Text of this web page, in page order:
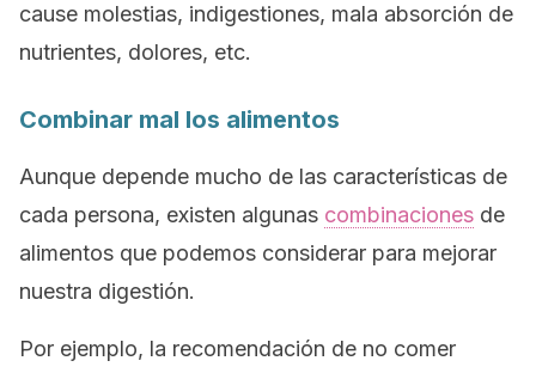
cause molestias, indigestiones, mala absorción de
nutrientes, dolores, etc.
Combinar mal los alimentos
Aunque depende mucho de las características de
cada persona, existen algunas combinaciones de
alimentos que podemos considerar para mejorar
nuestra digestión.
Por ejemplo, la recomendación de no comer